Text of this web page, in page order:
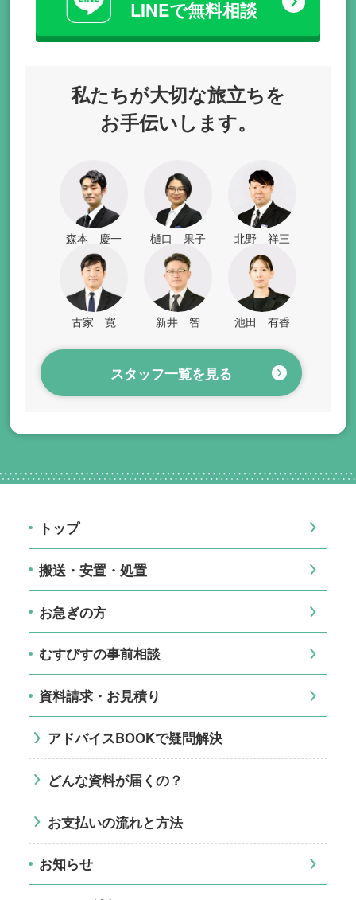
LINEで無料相談
私たちが大切な旅立ちを
お手伝いします。
森本 慶一 樋口 果子 北野 祥三
古家 寛 新井 智 池田 有香
スタッフ一覧を見る
トップ
搬送・安置・処置
お急ぎの方
むすびすの事前相談
資料請求・お見積り
アドバイスBOOKで疑問解決
どんな資料が届くの？
お支払いの流れと方法
お知らせ